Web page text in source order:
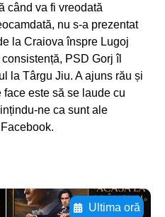
când va fi vreodată
nu s-a prezentat
la Craiova înspre Lugoj
PSD Gorj îl
la Târgu Jiu. A ajuns rău și
face este să se laude cu
ne ca sunt ale
Ultima oră